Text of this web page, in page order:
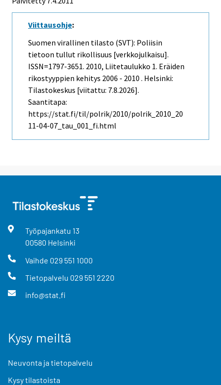
Viittausohje:
Suomen virallinen tilasto (SVT): Poliisin
tietoon tullut rikollisuus [verkkojulkaisu].
ISSN=1797-3651. 2010, Liitetaulukko 1. Eräiden
rikostyyppien kehitys 2006 - 2010 . Helsinki:
Tilastokeskus [viitattu: 7.8.2026].
Saantitapa:
https://stat.fi/til/polrik/2010/polrik_2010_20
11-04-07_tau_001_fi.html
Työpajankatu 13
00580 Helsinki
Vaihde 029 551 1000
Tietopalvelu 029 551 2220
info@stat.fi
Kysy meiltä
Neuvonta ja tietopalvelu
Kysy tilastoista